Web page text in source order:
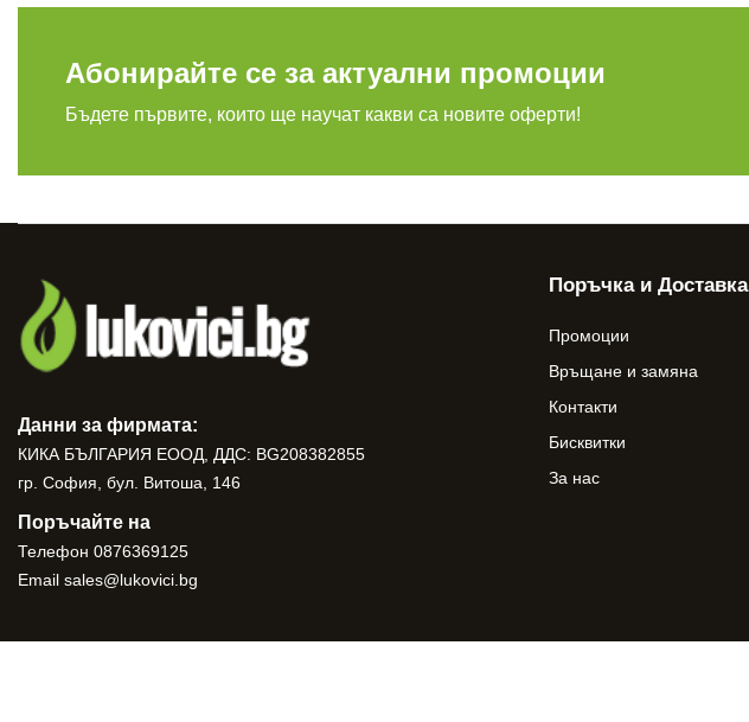
Абонирайте се за актуални промоции
Бъдете първите, които ще научат какви са новите оферти!
Данни за фирмата:
КИКА БЪЛГАРИЯ ЕООД, ДДС: BG208382855
гр. София, бул. Витоша, 146
Поръчайте на
Телефон 0876369125
Email sales@lukovici.bg
Поръчка и Доставка
Промоции
Връщане и замяна
Контакти
Бисквитки
За нас